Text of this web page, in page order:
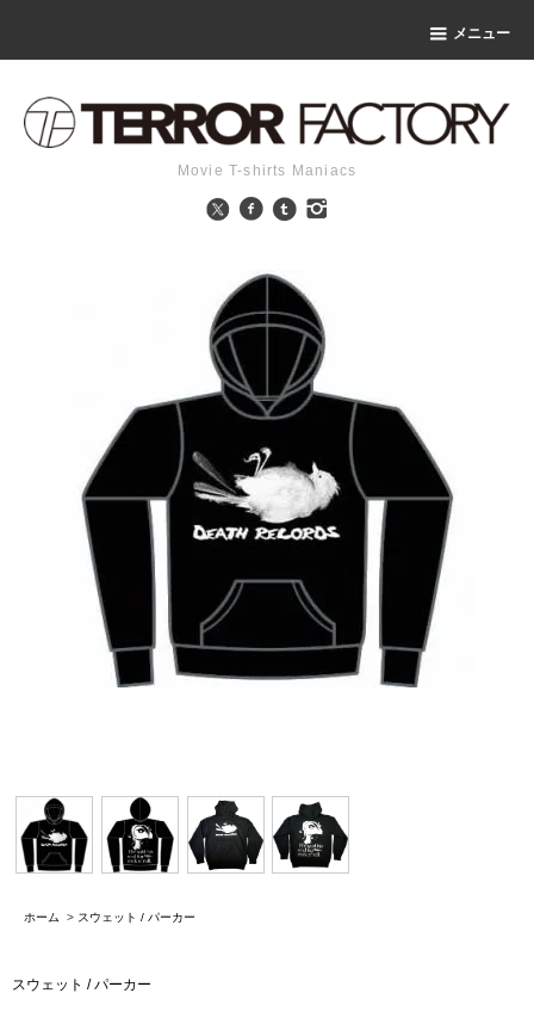
メニュー
Movie T-shirts Maniacs
ホーム > スウェット / パーカー
スウェット / パーカー